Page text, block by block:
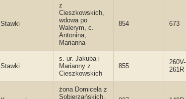
Stawki
z
Cieszkowskich,
wdowa po
Walerym, c.
Antonina,
Marianna
854 673
Stawki
s. ur. Jakuba i
Marianny z
Cieszkowskich
855
260V-
261R
żona Domicela z
Sobierzańskich,